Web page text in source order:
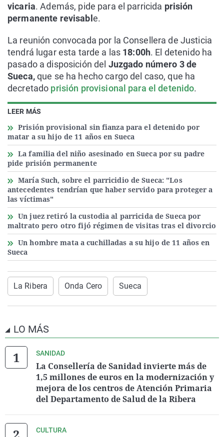
LEER MÁS
Prisión provisional sin fianza para el detenido por
matar a su hijo de 11 años en Sueca
La familia del niño asesinado en Sueca por su padre
pide prisión permanente
María Such, sobre el parricidio de Sueca: "Los
antecedentes tendrían que haber servido para proteger a
las víctimas"
Un juez retiró la custodia al parricida de Sueca por
maltrato pero otro fijó régimen de visitas tras el divorcio
Un hombre mata a cuchilladas a su hijo de 11 años en
Sueca
vicaria. Además, pide para el parricida prisión
permanente revisabl e.
La reunión convocada por la Consellera de Justicia
tendrá lugar esta tarde a las 18:00h. El detenido ha
pasado a disposición del Juzgado número 3 de
Sueca,que se ha hecho cargo del caso, que ha
decretado prisión provisional para el detenido.
La Ribera Onda Cero Sueca
LO MÁS
SANIDAD
La Consellería de Sanidad invierte más de
1,5 millones de euros en la modernización y
mejora de los centros de Atención Primaria
del Departamento de Salud de la Ribera
CULTURA